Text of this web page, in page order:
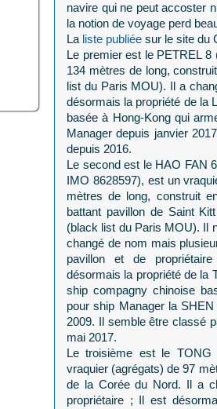
navire qui ne peut accoster
la notion de voyage perd
La liste publiée sur le site du
Le premier est le PETREL
134 mètres de long,
list du Paris MOU). Il a
désormais la propriété de la
basée à Hong-Kong qui
Manager depuis janvier
depuis 2016.
Le second est le HAO FAN
IMO 8628597), est un
mètres de long, construit
battant pavillon de Saint
(black list du Paris MOU). Il
changé de nom mais
pavillon et de
désormais la propriété de la
ship compagny chinoise
pour ship Manager la
2009. Il semble être classé
mai 2017.
Le troisième est le
vraquier (agrégats) de 97
de la Corée du Nord. Il a
propriétaire ; Il est